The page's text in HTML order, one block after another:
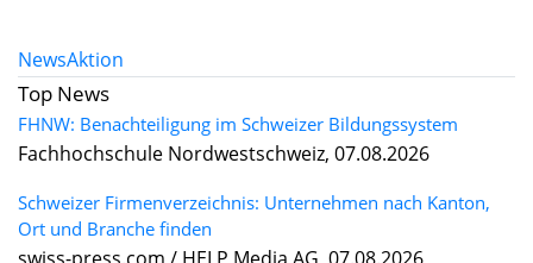
NewsAktion
Top News
FHNW: Benachteiligung im Schweizer Bildungssystem
Fachhochschule Nordwestschweiz, 07.08.2026
Schweizer Firmenverzeichnis: Unternehmen nach Kanton,
Ort und Branche finden